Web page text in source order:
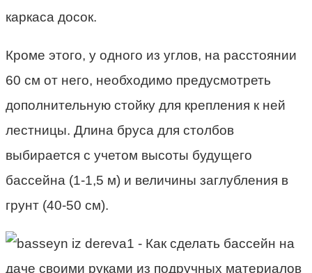
каркаса досок.
Кроме этого, у одного из углов, на расстоянии
60 см от него, необходимо предусмотреть
дополнительную стойку для крепления к ней
лестницы. Длина бруса для столбов
выбирается с учетом высоты будущего
бассейна (1-1,5 м) и величины заглубления в
грунт (40-50 см).